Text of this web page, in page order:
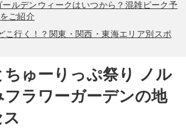
ルデンウィークはいつから？混雑ピーク予
ご紹介
こ行く！？関東・関西・東海エリア別スポ
ゅーりっぷ祭り ノル
ラワーガーデンの地